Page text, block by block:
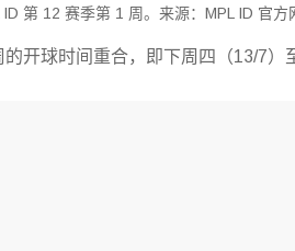
ID 第 12 赛季第 1 周。来源：MPL ID 官方
开球时间重合，即下周四（13/7）